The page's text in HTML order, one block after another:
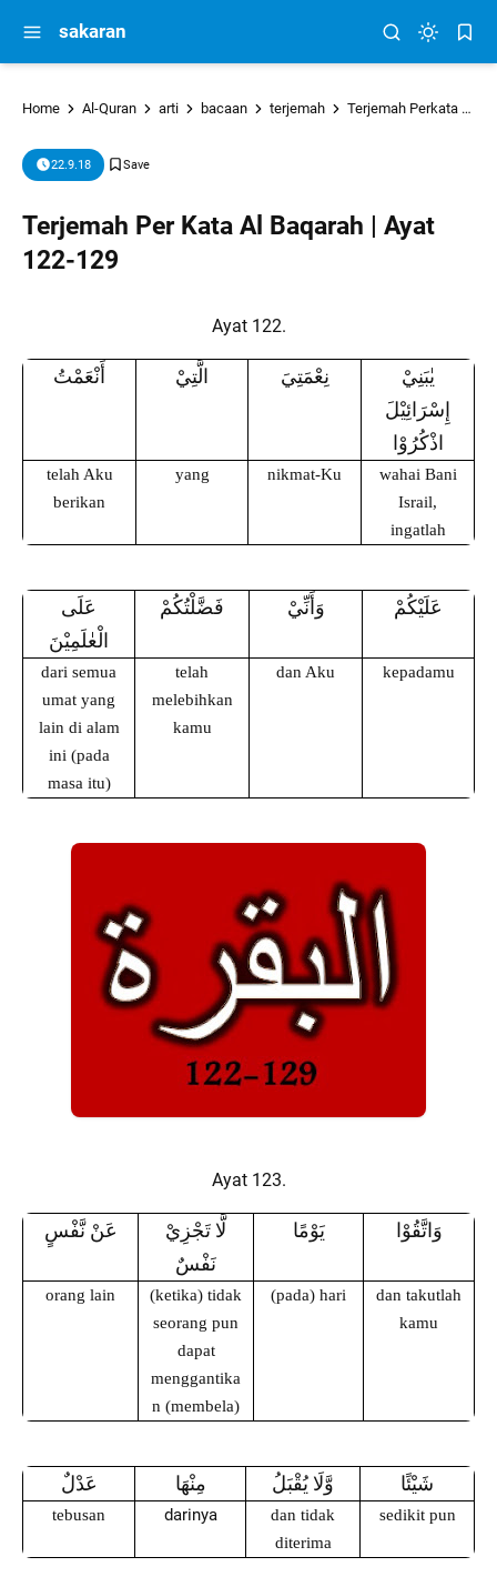
sakaran
Home Al-Quran arti bacaan terjemah Terjemah Perkata
22.9.18
Terjemah Per Kata Al Baqarah | Ayat
122-129
Ayat 122.
أَنْعَمْتُ الَّتِيْ نِعْمَتِيَ
يٰبَنِيْ
إِسْرَائِيْلَ
اذْكُرُوْا
telah Aku
berikan
yang nikmat-Ku
wahai Bani
Israil,
ingatlah
عَلَى
الْعٰلَمِيْنَ
فَضَّلْتُكُمْ وَأَنِّيْ عَلَيْكُمْ
dari semua
umat yang
lain di alam
ini (pada
masa itu)
telah
melebihkan
kamu
dan Aku kepadamu
Ayat 123.
عَنْ نَّفْسٍ
لَّا تَجْزِيْ
نَفْسٌ
يَوْمًا وَاتَّقُوْا
orang lain
(ketika) tidak
seorang pun
dapat
menggantika
n (membela)
(pada) hari
dan takutlah
kamu
عَدْلٌ مِنْهَا وَّلَا يُقْبَلُ شَيْئًا
tebusan darinya
dan tidak
diterima
sedikit pun